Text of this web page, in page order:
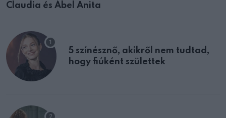
Claudia és Ábel Anita
5 színésznő, akikről nem tudtad,
hogy fiúként születtek